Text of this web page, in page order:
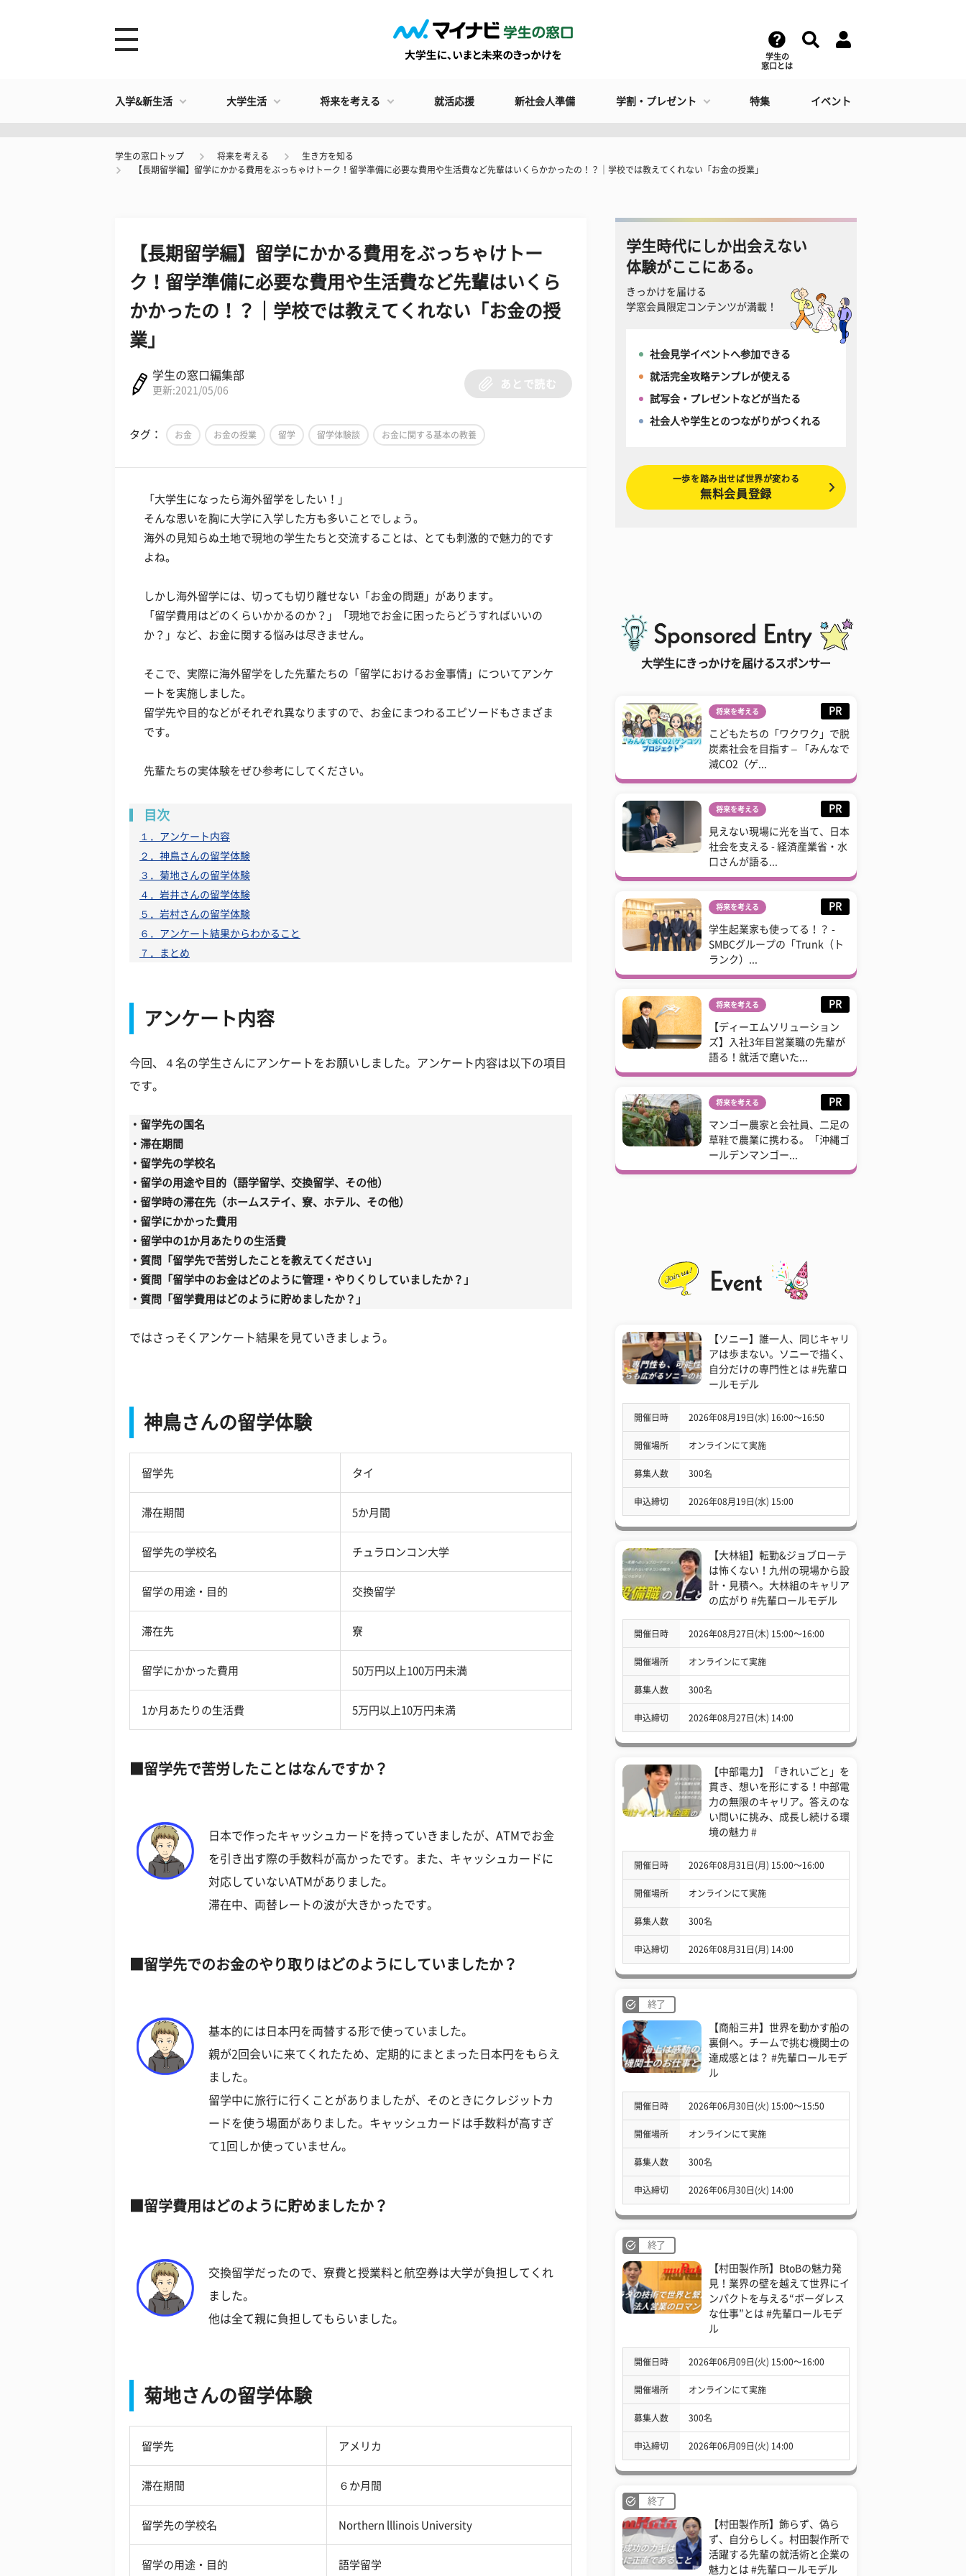
学生の
窓口とは
入学&新生活 大学生活 将来を考える 就活応援 新社会人準備 学割・プレゼント 特集 イベント
学生の窓口トップ 将来を考える
生き方を知る
【長期留学編】留学にかかる費用をぶっちゃけトーク！留学準備に必要な費用や生活費など先輩はいくらかかったの！？｜学校では教えてくれない「お金の授業」
【長期留学編】留学にかかる費用をぶっちゃけトー
ク！留学準備に必要な費用や生活費など先輩はいくら
かかったの！？｜学校では教えてくれない「お金の授
業」
学生の窓口編集部
更新:2021/05/06
あとで読む
タグ： お金 お金の授業 留学 留学体験談 お金に関する基本の教養
「大学生になったら海外留学をしたい！」
そんな思いを胸に大学に入学した方も多いことでしょう。
海外の見知らぬ土地で現地の学生たちと交流することは、とても刺激的で魅力的です
よね。
しかし海外留学には、切っても切り離せない「お金の問題」があります。
「留学費用はどのくらいかかるのか？」「現地でお金に困ったらどうすればいいの
か？」など、お金に関する悩みは尽きません。
そこで、実際に海外留学をした先輩たちの「留学におけるお金事情」についてアンケ
ートを実施しました。
留学先や目的などがそれぞれ異なりますので、お金にまつわるエピソードもさまざま
です。
先輩たちの実体験をぜひ参考にしてください。
目次
１．アンケート内容
２．神鳥さんの留学体験
３．菊地さんの留学体験
４．岩井さんの留学体験
５．岩村さんの留学体験
６．アンケート結果からわかること
７．まとめ
アンケート内容
今回、４名の学生さんにアンケートをお願いしました。アンケート内容は以下の項目
です。
・留学先の国名
・滞在期間
・留学先の学校名
・留学の用途や目的（語学留学、交換留学、その他）
・留学時の滞在先（ホームステイ、寮、ホテル、その他）
・留学にかかった費用
・留学中の1か月あたりの生活費
・質問「留学先で苦労したことを教えてください」
・質問「留学中のお金はどのように管理・やりくりしていましたか？」
・質問「留学費用はどのように貯めましたか？」
ではさっそくアンケート結果を見ていきましょう。
神鳥さんの留学体験
留学先 タイ
滞在期間 5か月間
留学先の学校名 チュラロンコン大学
留学の用途・目的 交換留学
滞在先 寮
留学にかかった費用 50万円以上100万円未満
1か月あたりの生活費 5万円以上10万円未満
留学先で苦労したことはなんですか？
日本で作ったキャッシュカードを持っていきましたが、ATMでお金
を引き出す際の手数料が高かったです。また、キャッシュカードに
対応していないATMがありました。
滞在中、両替レートの波が大きかったです。
留学先でのお金のやり取りはどのようにしていましたか？
基本的には日本円を両替する形で使っていました。
親が2回会いに来てくれたため、定期的にまとまった日本円をもらえ
ました。
留学中に旅行に行くことがありましたが、そのときにクレジットカ
ードを使う場面がありました。キャッシュカードは手数料が高すぎ
て1回しか使っていません。
留学費用はどのように貯めましたか？
交換留学だったので、寮費と授業料と航空券は大学が負担してくれ
ました。
他は全て親に負担してもらいました。
菊地さんの留学体験
留学先 アメリカ
滞在期間 ６か月間
留学先の学校名 Northern lllinois University
留学の用途・目的 語学留学
学生時代にしか出会えない
体験がここにある。
きっかけを届ける
学窓会員限定コンテンツが満載！
社会見学イベントへ参加できる
就活完全攻略テンプレが使える
試写会・プレゼントなどが当たる
社会人や学生とのつながりがつくれる
一歩を踏み出せば世界が変わる
無料会員登録
大学生にきっかけを届けるスポンサー
将来を考える PR
こどもたちの「ワクワク」で脱
炭素社会を目指す – 「みんなで
減CO2（ゲ...
将来を考える PR
見えない現場に光を当て、日本
社会を支える - 経済産業省・水
口さんが語る...
将来を考える PR
学生起業家も使ってる！？ -
SMBCグループの「Trunk（ト
ランク）...
将来を考える PR
【ディーエムソリューション
ズ】入社3年目営業職の先輩が
語る！就活で磨いた...
将来を考える PR
マンゴー農家と会社員、二足の
草鞋で農業に携わる。「沖縄ゴ
ールデンマンゴー...
【ソニー】誰一人、同じキャリ
アは歩まない。ソニーで描く、
自分だけの専門性とは #先輩ロ
ールモデル
開催日時 2026年08月19日(水) 16:00〜16:50
開催場所 オンラインにて実施
募集人数 300名
申込締切 2026年08月19日(水) 15:00
【大林組】転勤&ジョブローテ
は怖くない！九州の現場から設
計・見積へ。大林組のキャリア
の広がり #先輩ロールモデル
開催日時 2026年08月27日(木) 15:00〜16:00
開催場所 オンラインにて実施
募集人数 300名
申込締切 2026年08月27日(木) 14:00
【中部電力】「きれいごと」を
貫き、想いを形にする！中部電
力の無限のキャリア。答えのな
い問いに挑み、成長し続ける環
境の魅力 #
開催日時 2026年08月31日(月) 15:00〜16:00
開催場所 オンラインにて実施
募集人数 300名
申込締切 2026年08月31日(月) 14:00
終了
【商船三井】世界を動かす船の
裏側へ。チームで挑む機関士の
達成感とは？ #先輩ロールモデ
ル
開催日時 2026年06月30日(火) 15:00〜15:50
開催場所 オンラインにて実施
募集人数 300名
申込締切 2026年06月30日(火) 14:00
終了
【村田製作所】BtoBの魅力発
見！業界の壁を越えて世界にイ
ンパクトを与える“ボーダレス
な仕事”とは #先輩ロールモデ
ル
開催日時 2026年06月09日(火) 15:00〜16:00
開催場所 オンラインにて実施
募集人数 300名
申込締切 2026年06月09日(火) 14:00
終了
【村田製作所】飾らず、偽ら
ず、自分らしく。村田製作所で
活躍する先輩の就活術と企業の
魅力とは #先輩ロールモデル